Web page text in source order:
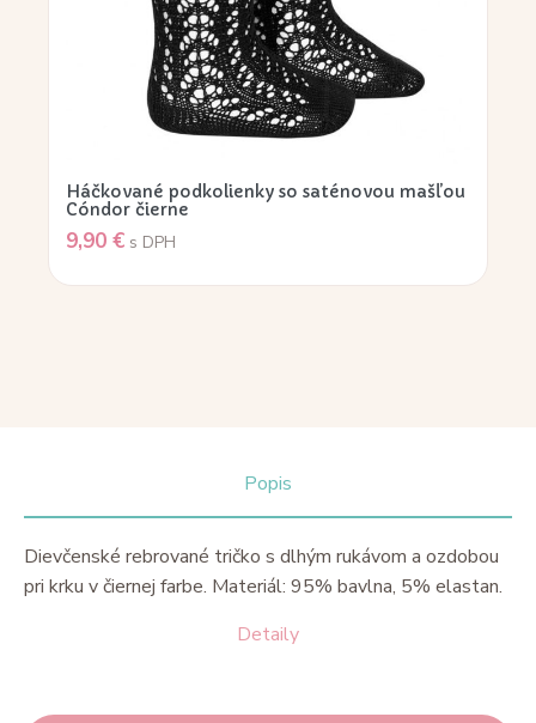
Háčkované podkolienky so saténovou mašľou
Cóndor čierne
9,90 € s DPH
Popis
Detaily
Dievčenské rebrované tričko s dlhým rukávom a ozdobou
pri krku v čiernej farbe. Materiál: 95% bavlna, 5% elastan.